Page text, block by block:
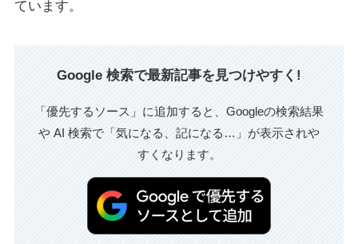
ています。
Google 検索で最新記事を見つけやすく!
「優先するソース」に追加すると、Googleの検索結果
や AI 検索で「気になる、記になる…」が表示されや
すくなります。